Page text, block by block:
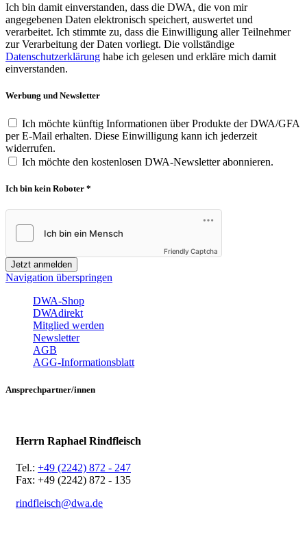
Ich bin damit einverstanden, dass die DWA, die von mir
angegebenen Daten elektronisch speichert, auswertet und
verarbeitet. Ich stimmte zu, dass die Einwilligung aller Teilnehmer
zur Verarbeitung der Daten vorliegt. Die vollständige
Datenschutzerklärung habe ich gelesen und erkläre mich damit
einverstanden.
Werbung und Newsletter
Ich möchte künftig Informationen über Produkte der DWA/GFA
per E-Mail erhalten. Diese Einwilligung kann ich jederzeit
widerrufen.
Ich möchte den kostenlosen DWA-Newsletter abonnieren.
Ich bin kein Roboter *
Friendly Captcha
Jetzt anmelden
Navigation überspringen
DWA-Shop
DWAdirekt
Mitglied werden
Newsletter
AGB
AGG-Informationsblatt
Ansprechpartner/innen
Herrn Raphael Rindfleisch
Tel.: +49 (2242) 872 - 247
Fax: +49 (2242) 872 - 135
rindfleisch@dwa.de